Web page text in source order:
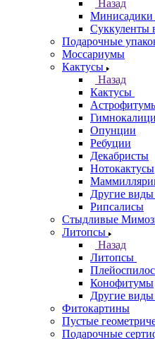
Назад
Минисадики
Суккуленты
Подарочные
Моссариумы
Кактусы
Назад
Кактусы
Опунции
Ребуции
Декабристы
Нотокактусы
Другие виды
Рипсалисы
Стыдливые
Литопсы
Назад
Литопсы
Конофитумы
Другие виды
Фитокартины
Пустые
Подарочные